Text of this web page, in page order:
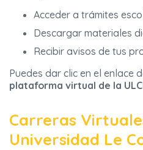
Acceder a trámites
Descargar materiales
Recibir avisos de tus
Puedes dar clic en el enlace
plataforma virtual de la
Carreras
Universidad Le